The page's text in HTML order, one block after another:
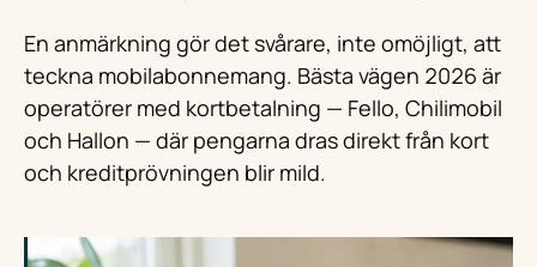
En anmärkning gör det svårare, inte omöjligt, att
teckna mobilabonnemang. Bästa vägen 2026 är
operatörer med kortbetalning — Fello, Chilimobil
och Hallon — där pengarna dras direkt från kort
och kreditprövningen blir mild.